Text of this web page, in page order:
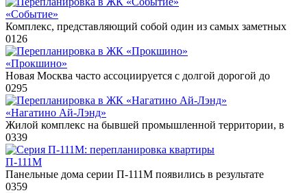
«Событие»
Комплекс, представляющий собой один из самых заметных
0126
«Прокшино»
Новая Москва часто ассоциируется с долгой дорогой до
0295
«Нагатино Ай-Лэнд»
Жилой комплекс на бывшей промышленной территории, в
0339
П-111М
Панельные дома серии П-111М появились в результате
0359